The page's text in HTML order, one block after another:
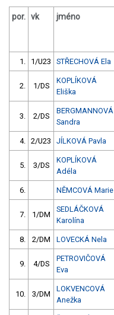
por. vk jméno
1. 1/U23 STŘECHOVÁ Ela
2. 1/DS
KOPLÍKOVÁ
Eliška
3. 2/DS
BERGMANNOVÁ
Sandra
4. 2/U23 JÍLKOVÁ Pavla
5. 3/DS
KOPLÍKOVÁ
Adéla
6. NĚMCOVÁ Marie
7. 1/DM
SEDLÁČKOVÁ
Karolína
8. 2/DM LOVECKÁ Nela
9. 4/DS
PETROVIČOVÁ
Eva
10. 3/DM
LOKVENCOVÁ
Anežka